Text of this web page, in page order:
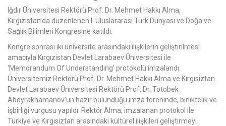
Iğdır Üniversitesi Rektörü Prof. Dr. Mehmet Hakkı Alma,
Kırgızistan’da düzenlenen I. Uluslararası Türk Dünyası ve Doğa ve
Sağlık Bilimleri Kongresine katıldı.
Kongre sonrası iki üniversite arasındaki ilişkilerin geliştirilmesi
amacıyla Kırgızistan Devlet Larabaev Üniversitesi ile
‘Memorandum Of Understandıng’ protokolü imzalandı.
Üniversitemiz Rektörü Prof. Dr. Mehmet Hakkı Alma ve Kırgısiztan
Devlet Larabaev Üniversitesi Rektörü Prof. Dr. Totobek
Abdyrakhamanov’un hazır bulunduğu imza töreninde, birliktelik ve
işbirliği vurgusu yapıldı. Rektör Alma, imzalanan protokol ile
Türkiye ve Kırgısiztan arasındaki kültürel ilişkileri geliştirmeyi